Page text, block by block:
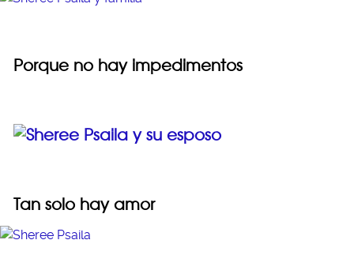
Porque no hay impedimentos
Tan solo hay amor